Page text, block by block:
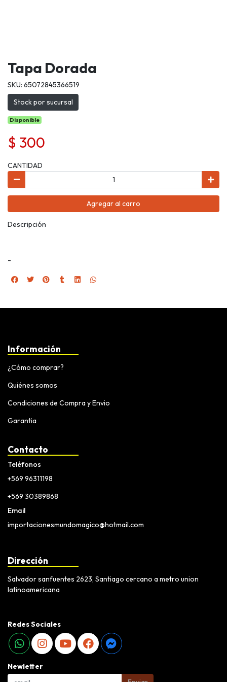
Tapa Dorada
SKU: 65072845366519
Stock por sucursal
Disponible
$ 300
CANTIDAD
Agregar al carro
Descripción
-
Información
¿Cómo comprar?
Quiénes somos
Condiciones de Compra y Envio
Garantia
Contacto
Teléfonos
+569 96311198
+569 30389868
Email
importacionesmundomagico@hotmail.com
Dirección
Salvador sanfuentes 2623, Santiago cercano a metro union
latinoamericana
Redes Sociales
Newletter